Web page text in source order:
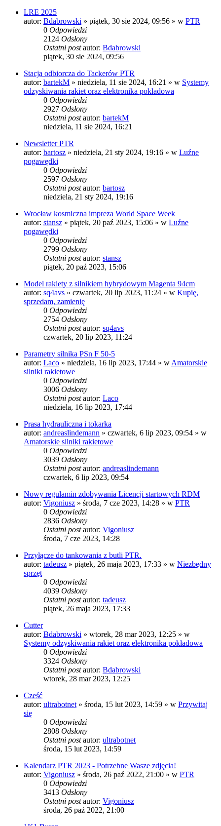
LRE 2025
autor: Bdabrowski » piątek, 30 sie 2024, 09:56 » w PTR
0 Odpowiedzi
2124 Odsłony
Ostatni postautor: Bdabrowski
piątek, 30 sie 2024, 09:56
Stacja odbiorcza do Tackerów PTR
autor: bartekM » niedziela, 11 sie 2024, 16:21 » w Systemy
odzyskiwania rakiet oraz elektronika pokładowa
0 Odpowiedzi
2927 Odsłony
Ostatni postautor: bartekM
niedziela, 11 sie 2024, 16:21
Newsletter PTR
autor: bartosz » niedziela, 21 sty 2024, 19:16 » w Luźne
pogawędki
0 Odpowiedzi
2597 Odsłony
Ostatni postautor: bartosz
niedziela, 21 sty 2024, 19:16
Wrocław kosmiczna impreza World Space Week
autor: stansz » piątek, 20 paź 2023, 15:06 » w Luźne
pogawędki
0 Odpowiedzi
2799 Odsłony
Ostatni postautor: stansz
piątek, 20 paź 2023, 15:06
Model rakiety z silnikiem hybrydowym Magenta 94cm
autor: sq4avs » czwartek, 20 lip 2023, 11:24 » w Kupię,
sprzedam, zamienię
0 Odpowiedzi
2754 Odsłony
Ostatni postautor: sq4avs
czwartek, 20 lip 2023, 11:24
Parametry silnika PSn F 50-5
autor: Laco » niedziela, 16 lip 2023, 17:44 » w Amatorskie
silniki rakietowe
0 Odpowiedzi
3006 Odsłony
Ostatni postautor: Laco
niedziela, 16 lip 2023, 17:44
Prasa hydrauliczna i tokarka
autor: andreaslindemann » czwartek, 6 lip 2023, 09:54 » w
Amatorskie silniki rakietowe
0 Odpowiedzi
3039 Odsłony
Ostatni postautor: andreaslindemann
czwartek, 6 lip 2023, 09:54
Nowy regulamin zdobywania Licencji startowych RDM
autor: Vigoniusz » środa, 7 cze 2023, 14:28 » w PTR
0 Odpowiedzi
2836 Odsłony
Ostatni postautor: Vigoniusz
środa, 7 cze 2023, 14:28
Przyłącze do tankowania z butli PTR.
autor: tadeusz » piątek, 26 maja 2023, 17:33 » w Niezbędny
sprzęt
0 Odpowiedzi
4039 Odsłony
Ostatni postautor: tadeusz
piątek, 26 maja 2023, 17:33
Cutter
autor: Bdabrowski » wtorek, 28 mar 2023, 12:25 » w
Systemy odzyskiwania rakiet oraz elektronika pokładowa
0 Odpowiedzi
3324 Odsłony
Ostatni postautor: Bdabrowski
wtorek, 28 mar 2023, 12:25
Cześć
autor: ultrabotnet » środa, 15 lut 2023, 14:59 » w Przywitaj
się
0 Odpowiedzi
2808 Odsłony
Ostatni postautor: ultrabotnet
środa, 15 lut 2023, 14:59
Kalendarz PTR 2023 - Potrzebne Wasze zdjęcia!
autor: Vigoniusz » środa, 26 paź 2022, 21:00 » w PTR
0 Odpowiedzi
3413 Odsłony
Ostatni postautor: Vigoniusz
środa, 26 paź 2022, 21:00